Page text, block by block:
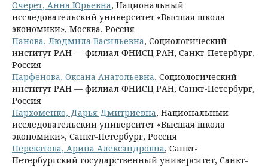
Очерет, Анна Юрьевна, Национальный
исследовательский университет «Высшая школа
экономики», Москва, Россия
Панова, Людмила Васильевна, Социологический
институт РАН — филиал ФНИСЦ РАН, Санкт-Петербург,
Россия
Парфенова, Оксана Анатольевна, Социологический
институт РАН — филиал ФНИСЦ РАН, Санкт-Петербург,
Россия
Пархоменко, Дарья Дмитриевна, Национальный
исследовательский университет «Высшая школа
экономики», Санкт-Петербург, Россия
Перекатова, Арина Александровна, Санкт-
Петербургский государственный университет, Санкт-